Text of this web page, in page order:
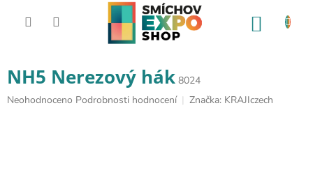
NH5 Nerezový hák 8024
Průměrné hodnocení produktu je 0,0 z 5 hvězdiček.
Neohodnoceno Podrobnosti hodnocení Značka: KRAJIczech